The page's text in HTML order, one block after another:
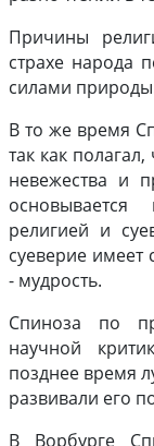
Причины
страхе народа
силами
В то же время
так как
невежества и
религией и
суеверие имеет
- мудрость.
Спиноза по
научной
позднее время
развивали его
В Ворбурге